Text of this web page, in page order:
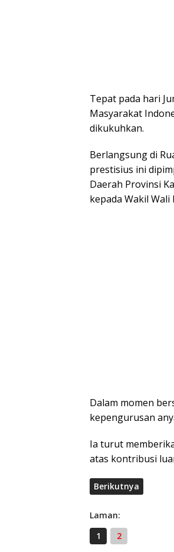
Tepat pada hari
Masyarakat
dikukuhkan.
Berlangsung di
prestisius ini
Daerah Provinsi
kepada Wakil Wali
Dalam momen
kepengurusan
Ia turut
atas kontribusi
Berikutnya
Laman:
1
2